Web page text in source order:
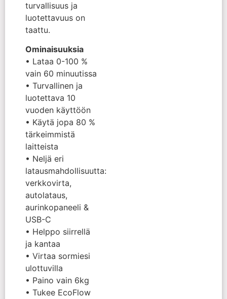
turvallisuus ja
luotettavuus on
taattu.
Ominaisuuksia
• Lataa 0-100 %
vain 60 minuutissa
• Turvallinen ja
luotettava 10
vuoden käyttöön
• Käytä jopa 80 %
tärkeimmistä
laitteista
• Neljä eri
latausmahdollisuutta:
verkkovirta,
autolataus,
aurinkopaneeli &
USB-C
• Helppo siirrellä
ja kantaa
• Virtaa sormiesi
ulottuvilla
• Paino vain 6kg
• Tukee EcoFlow